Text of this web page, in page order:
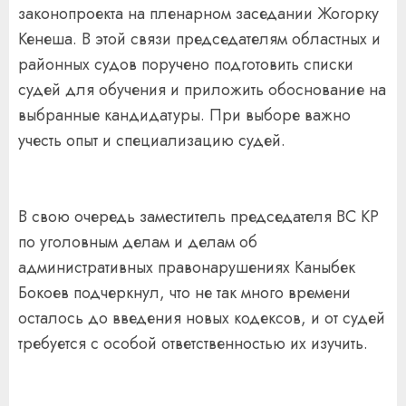
законопроекта на пленарном заседании Жогорку
Кенеша. В этой связи председателям областных и
районных судов поручено подготовить списки
судей для обучения и приложить обоснование на
выбранные кандидатуры. При выборе важно
учесть опыт и специализацию судей.
В свою очередь заместитель председателя ВС КР
по уголовным делам и делам об
административных правонарушениях Каныбек
Бокоев подчеркнул, что не так много времени
осталось до введения новых кодексов, и от судей
требуется с особой ответственностью их изучить.